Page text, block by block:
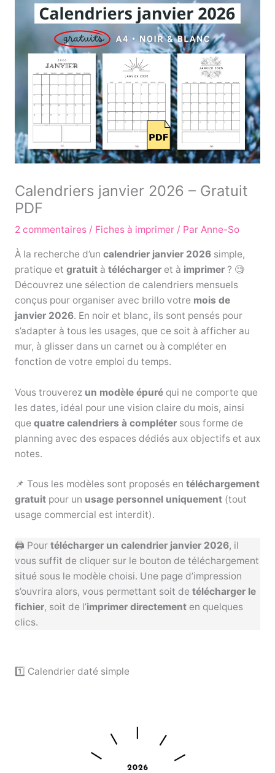
Calendriers janvier 2026 – Gratuit
PDF
2 commentaires / Fiches à imprimer/ Par Anne-So
À la recherche d’un calendrier janvier 2026 simple,
pratique et gratuit à téléchargeret à imprimer? 🧐
Découvrez une sélection de calendriers mensuels
conçus pour organiser avec brillo votre mois de
janvier 2026. En noir et blanc, ils sont pensés pour
s’adapter à tous les usages, que ce soit à afficher au
mur, à glisser dans un carnet ou à compléter en
fonction de votre emploi du temps.
Vous trouverez un modèle épuréqui ne comporte que
les dates, idéal pour une vision claire du mois, ainsi
que quatre calendriers à complétersous forme de
planning avec des espaces dédiés aux objectifs et aux
notes.
📌 Tous les modèles sont proposés en téléchargement
gratuitpour un usage personnel uniquement(tout
usage commercial est interdit).
🖨️ Pour télécharger un calendrier janvier 2026, il
vous suffit de cliquer sur le bouton de téléchargement
situé sous le modèle choisi. Une page d’impression
s’ouvrira alors, vous permettant soit de télécharger le
fichier, soit de l’imprimer directementen quelques
clics.
1️⃣ Calendrier daté simple